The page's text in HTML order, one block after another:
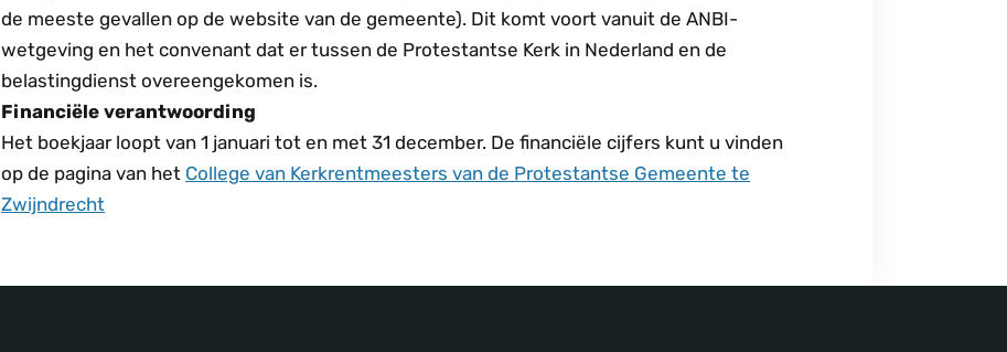
de meeste gevallen op de website van de gemeente). Dit komt voort vanuit de ANBI-
wetgeving en het convenant dat er tussen de Protestantse Kerk in Nederland en de
belastingdienst overeengekomen is.
Financiële verantwoording
Het boekjaar loopt van 1 januari tot en met 31 december. De financiële cijfers kunt u vinden
op de pagina van het College van Kerkrentmeesters van de Protestantse Gemeente te
Zwijndrecht